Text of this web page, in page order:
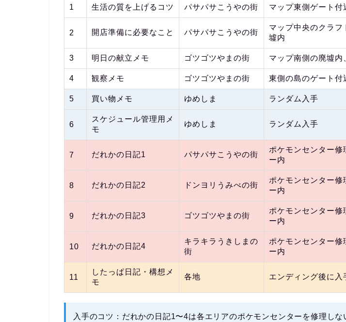
1 生活の質を上げるコツ パサパサこうやの街 マップ東側ゲート付
2 開店準備に必要なこと パサパサこうやの街
マップ中央のクラフ
墟内
3 明日の献立メモ ゴツゴツやまの街 マップ南側の廃墟内
4 観察メモ ゴツゴツやまの街 東側の島のゲート付
5 買い物メモ ゆめしま ランダム入手
6
スケジュール管理用メ
モ
ゆめしま ランダム入手
7 だれかの日記1 パサパサこうやの街
ポケモンセンター修
ー内
8 だれかの日記2 ドンヨリうみべの街
ポケモンセンター修
ー内
9 だれかの日記3 ゴツゴツやまの街
ポケモンセンター修
ー内
10 だれかの日記4
キラキラうきしまの
街
ポケモンセンター修
ー内
11
したっぱ日記・構想メ
モ
各地 エンディング後に入
入手のコツ： だれかの日記1〜4は各エリアのポケモンセンターを修理しな